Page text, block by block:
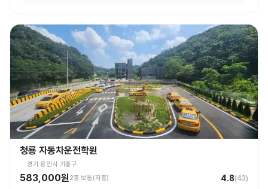
청룡 자동차운전학원
경기 용인시 기흥구
583,000원2종 보통(자동) 4.8(43)